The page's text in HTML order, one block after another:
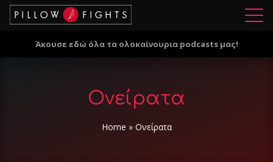
Μ
ο
Άκουσε εδώ όλα τα ολοκαίνουρια podcasts μας!
Ονείρατα
Home » Ονείρατα